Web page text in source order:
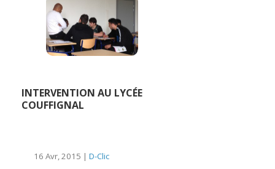
INTERVENTION AU LYCÉE
COUFFIGNAL
16 Avr, 2015 | D-Clic